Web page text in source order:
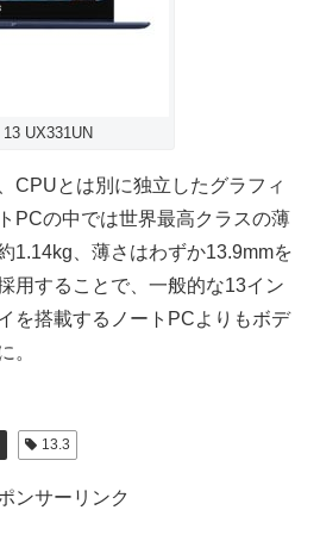
UX331UN
CPUとは別に独立したグラフィ
PCの中では世界最高クラスの薄
1.14kg、薄さはわずか13.9mmを
用することで、一般的な13イン
を搭載するノートPCよりもボデ
。
13.3
ンサーリンク